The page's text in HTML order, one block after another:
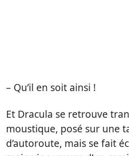
– Qu’il en soit ainsi !
Et Dracula se retrouve
moustique, posé sur une
d’autoroute, mais se fait